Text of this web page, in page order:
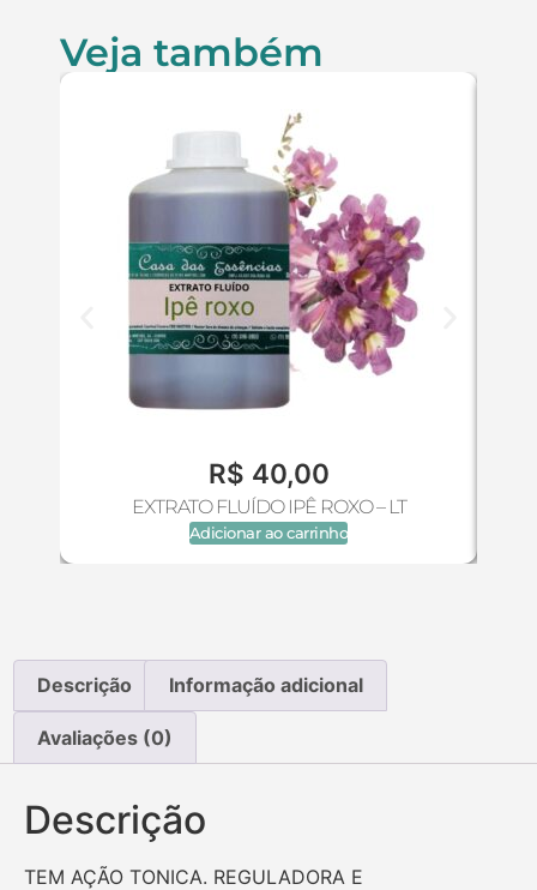
Veja também
R$ 40,00
EXTRATO FLUÍDO IPÊ ROXO – LT
Adicionar ao carrinho
Descrição Informação adicional
Avaliações (0)
Descrição
TEM AÇÃO TONICA. REGULADORA E